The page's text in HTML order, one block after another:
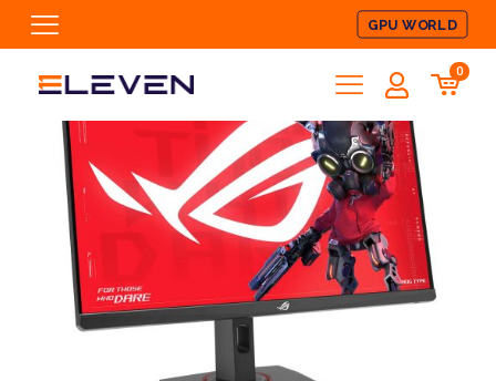
GPU WORLD
0